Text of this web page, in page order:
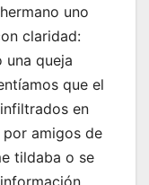
uno
claridad:
una queja
que el
en
por amigos de
tildaba o se